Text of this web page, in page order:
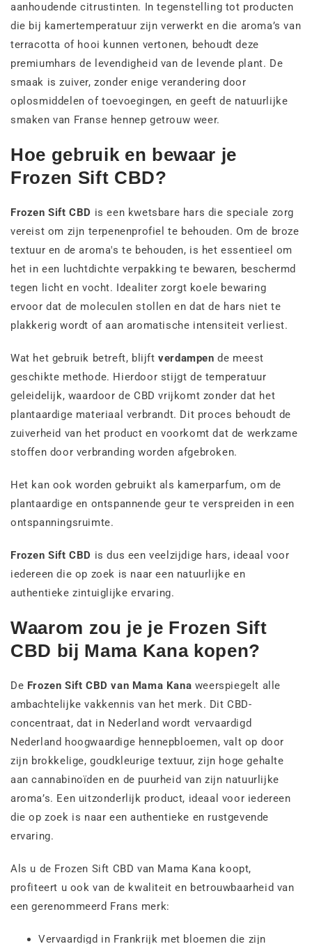
aanhoudende citrustinten. In tegenstelling tot producten
die bij kamertemperatuur zijn verwerkt en die aroma’s van
terracotta of hooi kunnen vertonen, behoudt deze
premiumhars de levendigheid van de levende plant. De
smaak is zuiver, zonder enige verandering door
oplosmiddelen of toevoegingen, en geeft de natuurlijke
smaken van Franse hennep getrouw weer.
Hoe gebruik en bewaar je
Frozen Sift CBD?
Frozen Sift CBD is een kwetsbare hars die speciale zorg
vereist om zijn terpenenprofiel te behouden. Om de broze
textuur en de aroma's te behouden, is het essentieel om
het in een luchtdichte verpakking te bewaren, beschermd
tegen licht en vocht. Idealiter zorgt koele bewaring
ervoor dat de moleculen stollen en dat de hars niet te
plakkerig wordt of aan aromatische intensiteit verliest.
Wat het gebruik betreft, blijftverdampen de meest
geschikte methode. Hierdoor stijgt de temperatuur
geleidelijk, waardoor de CBD vrijkomt zonder dat het
plantaardige materiaal verbrandt. Dit proces behoudt de
zuiverheid van het product en voorkomt dat de werkzame
stoffen door verbranding worden afgebroken.
Het kan ook worden gebruikt als kamerparfum, om de
plantaardige en ontspannende geur te verspreiden in een
ontspanningsruimte.
Frozen Sift CBD is dus een veelzijdige hars, ideaal voor
iedereen die op zoek is naar een natuurlijke en
authentieke zintuiglijke ervaring.
Waarom zou je je Frozen Sift
CBD bij Mama Kana kopen?
De Frozen Sift CBD van Mama Kana weerspiegelt alle
ambachtelijke vakkennis van het merk. Dit CBD-
concentraat, dat in Nederland wordt vervaardigd
Nederland hoogwaardige hennepbloemen, valt op door
zijn brokkelige, goudkleurige textuur, zijn hoge gehalte
aan cannabinoïden en de puurheid van zijn natuurlijke
aroma’s. Een uitzonderlijk product, ideaal voor iedereen
die op zoek is naar een authentieke en rustgevende
ervaring.
Als u de Frozen Sift CBD van Mama Kana koopt,
profiteert u ook van de kwaliteit en betrouwbaarheid van
een gerenommeerd Frans merk:
Vervaardigd in Frankrijk met bloemen die zijn